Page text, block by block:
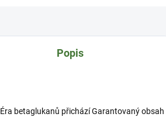
Popis
Éra betaglukanů přichází Garantovaný